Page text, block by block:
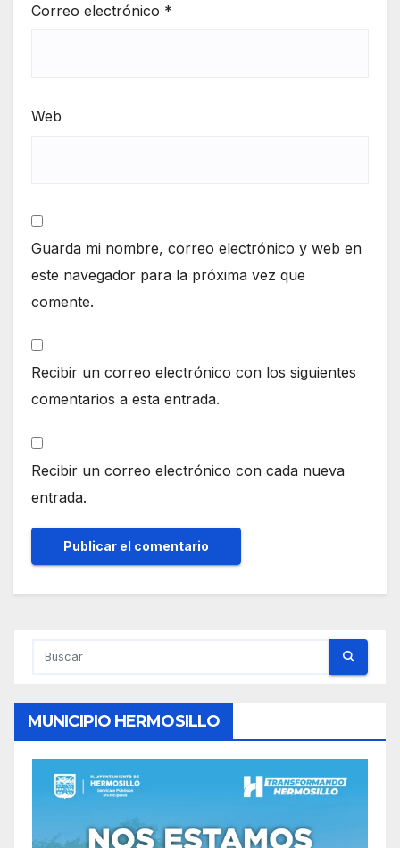
Correo electrónico *
Web
Guarda mi nombre, correo electrónico y web en
este navegador para la próxima vez que
comente.
Recibir un correo electrónico con los siguientes
comentarios a esta entrada.
Recibir un correo electrónico con cada nueva
entrada.
MUNICIPIO HERMOSILLO